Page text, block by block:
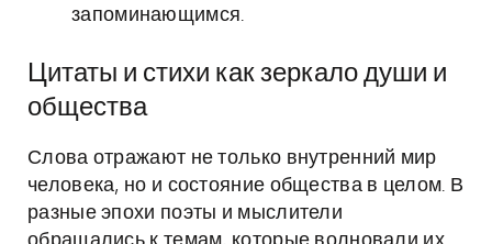
запоминающимся.
Цитаты и стихи как зеркало души и
общества
Слова отражают не только внутренний мир
человека, но и состояние общества в целом. В
разные эпохи поэты и мыслители